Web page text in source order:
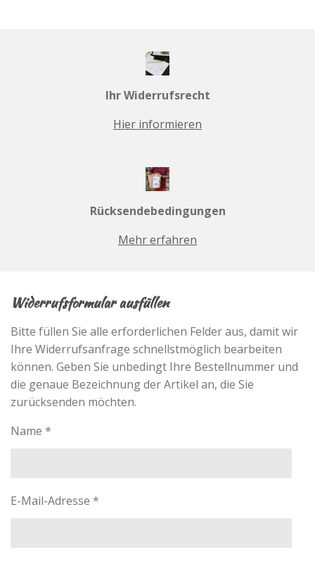
Ihr Widerrufsrecht
Hier informieren
Rücksendebedingungen
Mehr erfahren
Widerrufsformular ausfüllen
Bitte füllen Sie alle erforderlichen Felder aus, damit wir
Ihre Widerrufsanfrage schnellstmöglich bearbeiten
können. Geben Sie unbedingt Ihre Bestellnummer und
die genaue Bezeichnung der Artikel an, die Sie
zurücksenden möchten.
Name *
E-Mail-Adresse *